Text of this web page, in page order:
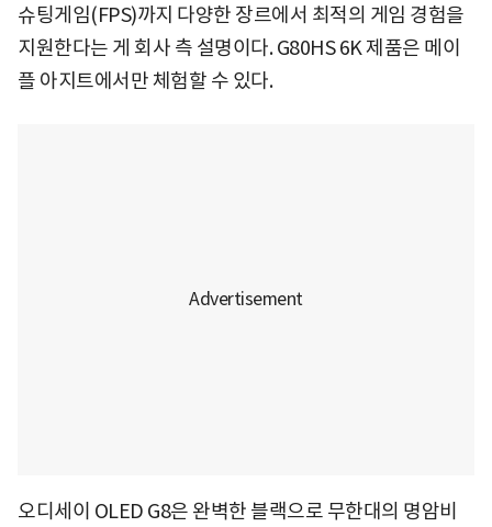
슈팅게임(FPS)까지 다양한 장르에서 최적의 게임 경험을
지원한다는 게 회사 측 설명이다. G80HS 6K 제품은 메이
플 아지트에서만 체험할 수 있다.
오디세이 OLED G8은 완벽한 블랙으로 무한대의 명암비